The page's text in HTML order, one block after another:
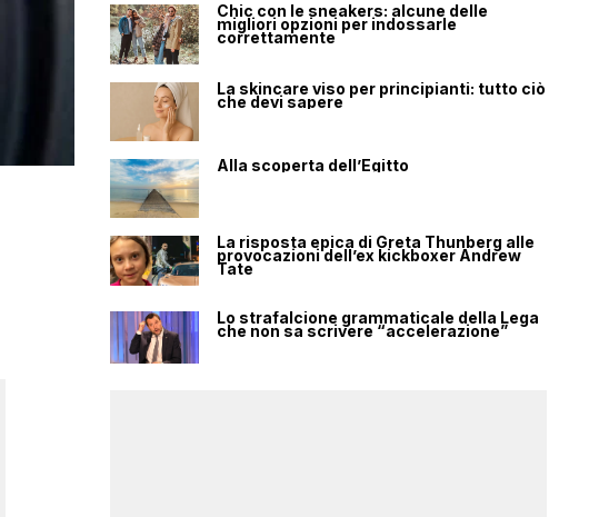
Chic con le sneakers: alcune delle
migliori opzioni per indossarle
correttamente
La skincare viso per principianti: tutto ciò
che devi sapere
Alla scoperta dell’Egitto
La risposta epica di Greta Thunberg alle
provocazioni dell’ex kickboxer Andrew
Tate
Lo strafalcione grammaticale della Lega
che non sa scrivere “accelerazione”